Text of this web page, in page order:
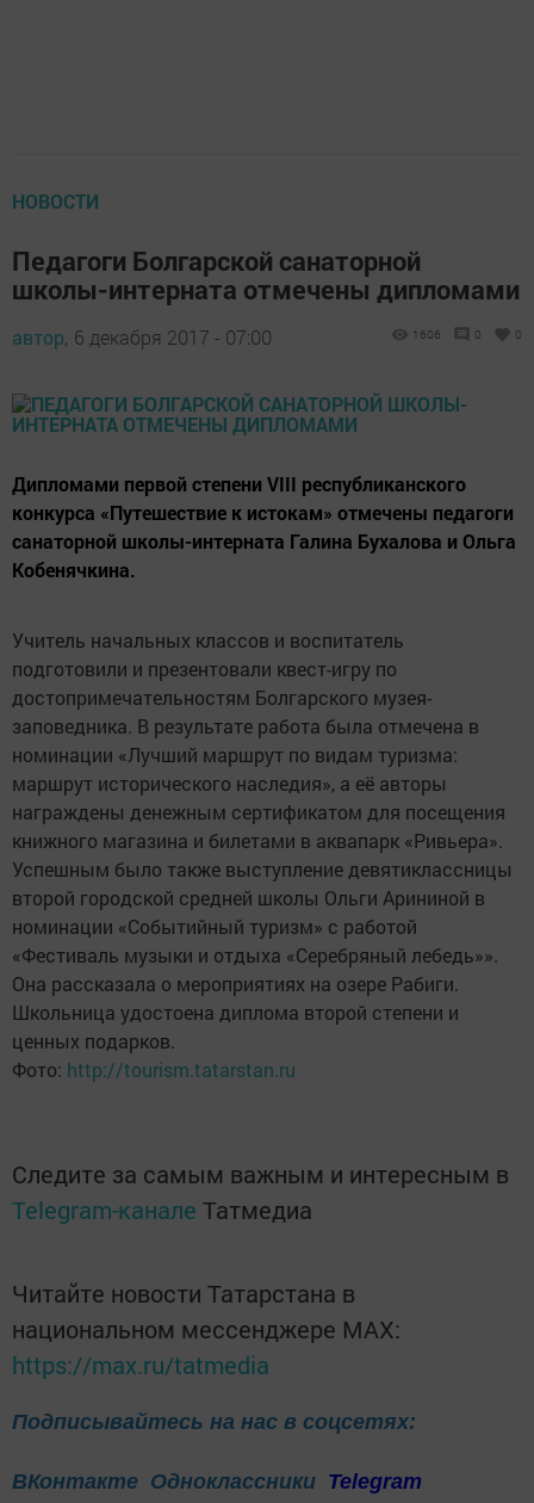
НОВОСТИ
Педагоги Болгарской санаторной
школы-интерната отмечены дипломами
автор, 6 декабря 2017 - 07:00 1606 0 0
Дипломами первой степени VIII республиканского
конкурса «Путешествие к истокам» отмечены педагоги
санаторной школы-интерната Галина Бухалова и Ольга
Кобенячкина.
Учитель начальных классов и воспитатель
подготовили и презентовали квест-игру по
достопримечательностям Болгарского музея-
заповедника. В результате работа была отмечена в
номинации «Лучший маршрут по видам туризма:
маршрут исторического наследия», а её авторы
награждены денежным сертификатом для посещения
книжного магазина и билетами в аквапарк «Ривьера».
Успешным было также выступление девятиклассницы
второй городской средней школы Ольги Арининой в
номинации «Событийный туризм» с работой
«Фестиваль музыки и отдыха «Серебряный лебедь»».
Она рассказала о мероприятиях на озере Рабиги.
Школьница удостоена диплома второй степени и
ценных подарков.
Фото: http://tourism.tatarstan.ru
Следите за самым важным и интересным в
Telegram-канале Татмедиа
Читайте новости Татарстана в
национальном мессенджере MАХ:
https://max.ru/tatmedia
Подписывайтесь на нас в соцсетях:
ВКонтакте Одноклассники Telegram